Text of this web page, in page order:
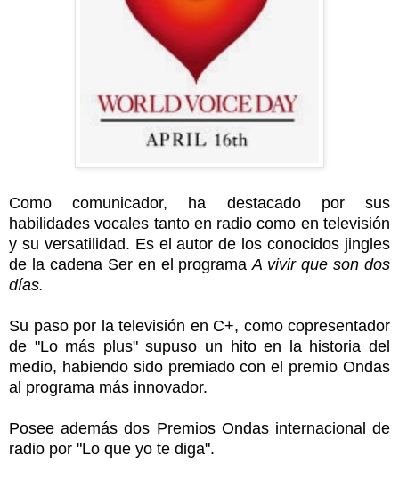
Como comunicador, ha destacado por sus
habilidades vocales tanto en radio como en televisión
y su versatilidad. Es el autor de los conocidos jingles
de la cadena Ser en el programaA vivir que son dos
días.
Su paso por la televisión en C+, como copresentador
de "Lo más plus" supuso un hito en la historia del
medio, habiendo sido premiado con el premio Ondas
al programa más innovador.
Posee además dos Premios Ondas internacional de
radio por "Lo que yo te diga".